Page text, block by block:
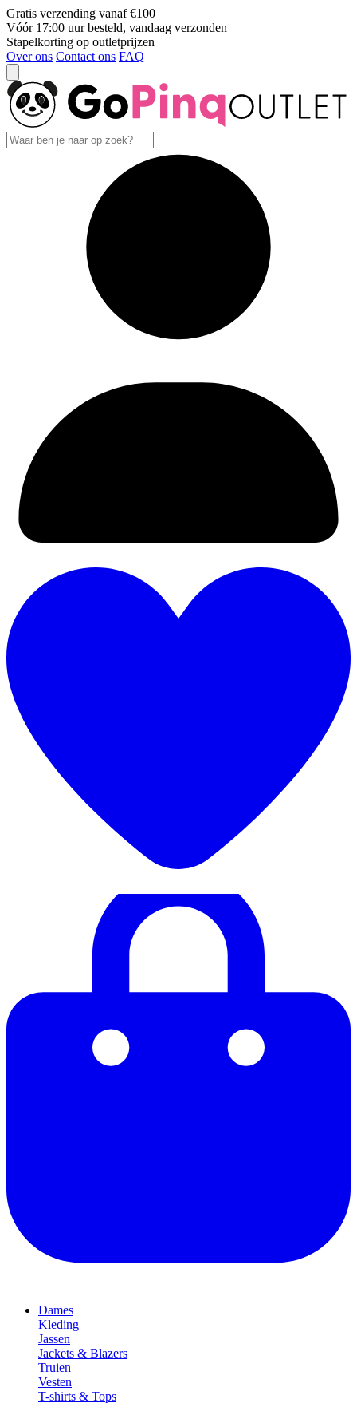
Gratis verzending vanaf €100
Vóór 17:00 uur besteld, vandaag verzonden
Stapelkorting op outletprijzen
Over ons Contact ons FAQ
Dames
Kleding
Jassen
Jackets & Blazers
Truien
Vesten
T-shirts & Tops